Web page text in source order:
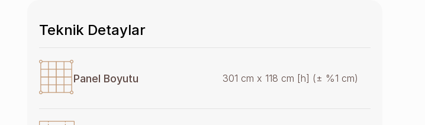
Teknik Detaylar
Panel Boyutu 301 cm x 118 cm [h] (± %1 cm)